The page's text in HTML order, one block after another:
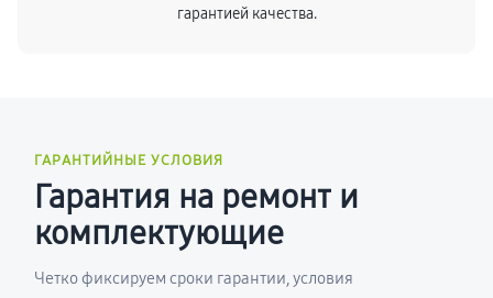
гарантией качества.
ГАРАНТИЙНЫЕ УСЛОВИЯ
Гарантия на ремонт и
комплектующие
Четко фиксируем сроки гарантии, условия